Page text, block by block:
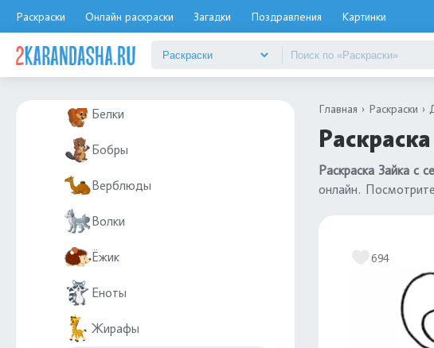
Раскраски Онлайн раскраски Загадки Поздравления Картинки
Бегемоты
Белки
Бобры
Верблюды
Волки
Ёжик
Еноты
Жирафы
Главная Раскраски
Раскраска Зайка с
онлайн.
694